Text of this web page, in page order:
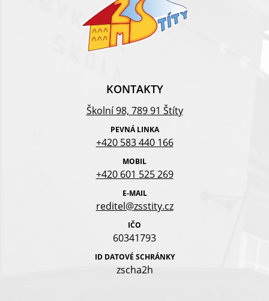
KONTAKTY
Školní 98, 789 91 Štíty
PEVNÁ LINKA
+420 583 440 166
MOBIL
+420 601 525 269
E-MAIL
reditel@zsstity.cz
IČO
60341793
ID DATOVÉ SCHRÁNKY
zscha2h